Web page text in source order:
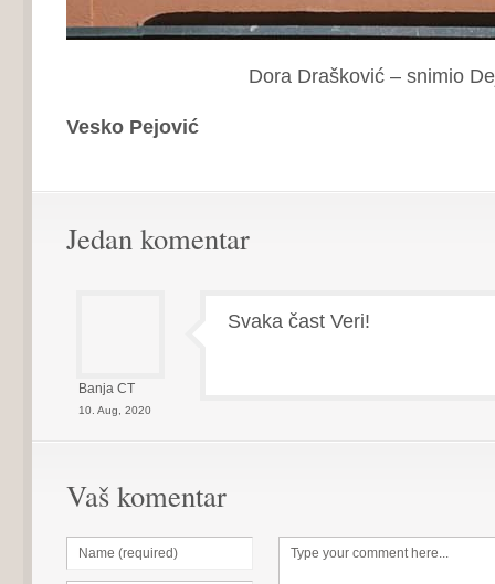
Dora Drašković – snimio Dejan
Vesko Pejović
Jedan komentar
Banja CT
10. Aug, 2020
Svaka čast Veri!
Vaš komentar